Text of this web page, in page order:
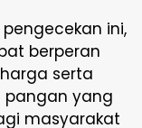
ini,
berperan
serta
pangan yang
masyarakat